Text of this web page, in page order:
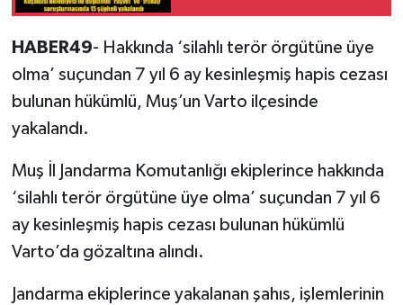
HABER49- Hakkında ‘silahlı terör örgütüne üye
olma’ suçundan 7 yıl 6 ay kesinleşmiş hapis cezası
bulunan hükümlü, Muş’un Varto ilçesinde
yakalandı.
Muş İl Jandarma Komutanlığı ekiplerince hakkında
‘silahlı terör örgütüne üye olma’ suçundan 7 yıl 6
ay kesinleşmiş hapis cezası bulunan hükümlü
Varto’da gözaltına alındı.
Jandarma ekiplerince yakalanan şahıs, işlemlerinin